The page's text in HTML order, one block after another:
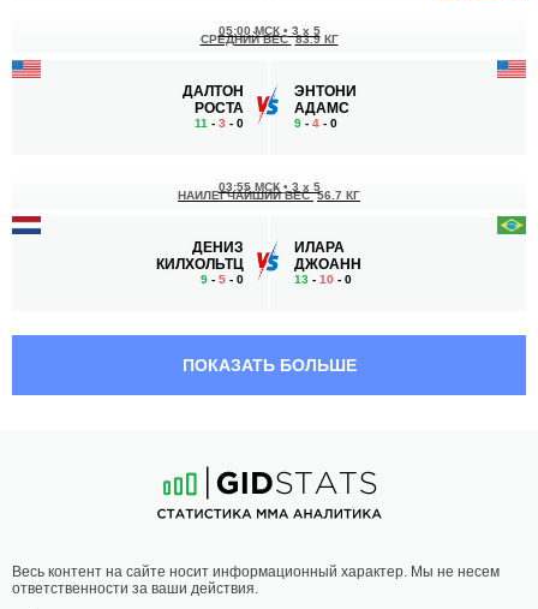
ДАЛТОН
РОСТА
11 - 3 - 0
05:00 МСК • 3 x 5
СРЕДНИЙ ВЕС 83.9 КГ
ЭНТОНИ
АДАМС
9 - 4 - 0
ДЕНИЗ
КИЛХОЛЬТЦ
9 - 5 - 0
03:55 МСК • 3 x 5
НАИЛЕГЧАЙШИЙ ВЕС 56.7 КГ
ИЛАРА
ДЖОАНН
13 - 10 - 0
ЛОУ
9-2- 0
03:05 МСК•
ПОЛУЛЕГКИЙ ВЕС 65.8 КГ
ЛЕОНСИОНИ
ПОКАЗАТЬ БОЛЬШЕ
Весь контент на сайте носит информационный характер. Мы не несем
ответственности за ваши действия.